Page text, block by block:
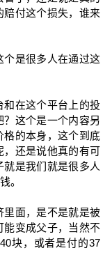
赔付这个损失，谁来
个是很多人在通过这
和在这个平台上的投
这个是一个内容另
格的本身，这个到底
，还是说他真的有可
是我们就是很多人
。
里面，是不是就是被
能变成父子，当然不
块，或者是付的37